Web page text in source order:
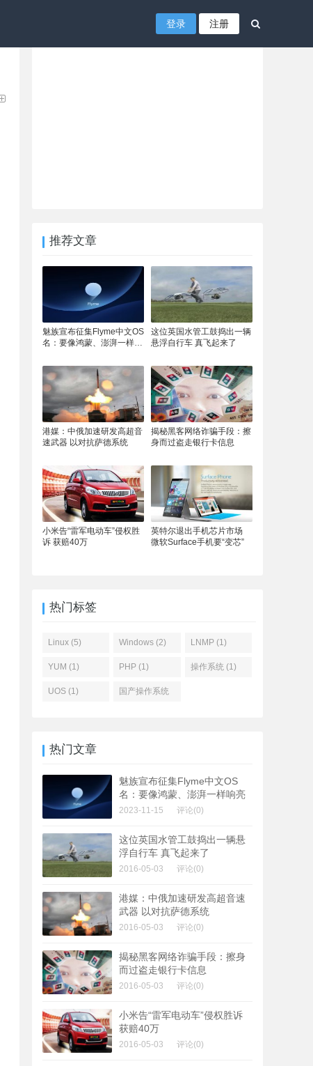
登录 注册
推荐文章
魅族宣布征集Flyme中文OS
名：要像鸿蒙、澎湃一样响
这位英国水管工鼓捣出一辆
悬浮自行车 真飞起来了
港媒：中俄加速研发高超音
速武器 以对抗萨德系统
揭秘黑客网络诈骗手段：擦
身而过盗走银行卡信息
小米告“雷军电动车”侵权胜
诉 获赔40万
英特尔退出手机芯片市场
微软Surface手机要“变芯”
热门标签
Linux (5) Windows (2) LNMP (1)
YUM (1) PHP (1) 操作系统 (1)
UOS (1) 国产操作系统
热门文章
魅族宣布征集Flyme中文OS
名：要像鸿蒙、澎湃一样响亮
2023-11-15 评论(0)
这位英国水管工鼓捣出一辆悬
浮自行车 真飞起来了
2016-05-03 评论(0)
港媒：中俄加速研发高超音速
武器 以对抗萨德系统
2016-05-03 评论(0)
揭秘黑客网络诈骗手段：擦身
而过盗走银行卡信息
2016-05-03 评论(0)
小米告“雷军电动车”侵权胜诉
获赔40万
2016-05-03 评论(0)